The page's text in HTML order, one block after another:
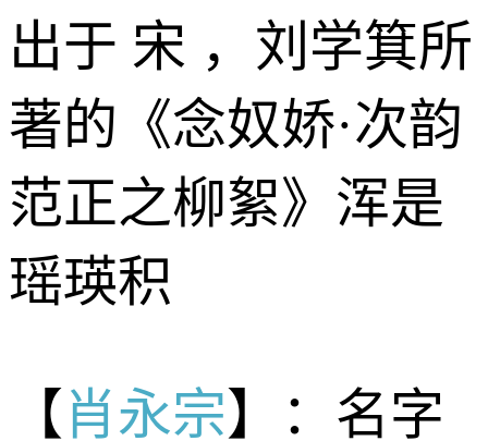
出于 宋 ，刘学箕所
著的《念奴娇·次韵
范正之柳絮》浑是
瑶瑛积
【 肖永宗】：名字